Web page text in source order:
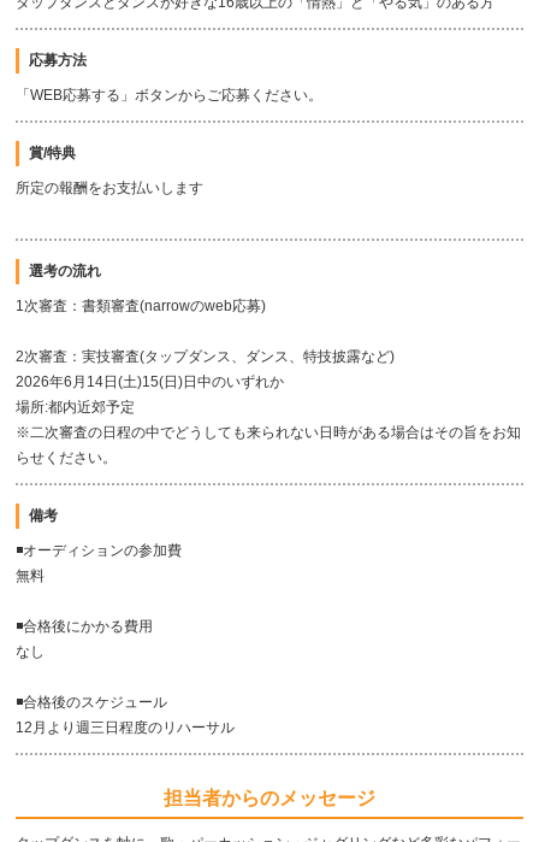
応募方法
「WEB応募する」ボタンからご応募ください。
賞/特典
所定の報酬をお支払いします
選考の流れ
1次審査：書類審査(narrowのweb応募)
2次審査：実技審査(タップダンス、ダンス、特技披露など)
2026年6月14日(土)15(日)日中のいずれか
場所:都内近郊予定
※二次審査の日程の中でどうしても来られない日時がある場合はその旨をお知
らせください。
備考
◾️オーディションの参加費
無料
◾️合格後にかかる費用
なし
◾️合格後のスケジュール
12月より週三日程度のリハーサル
担当者からのメッセージ